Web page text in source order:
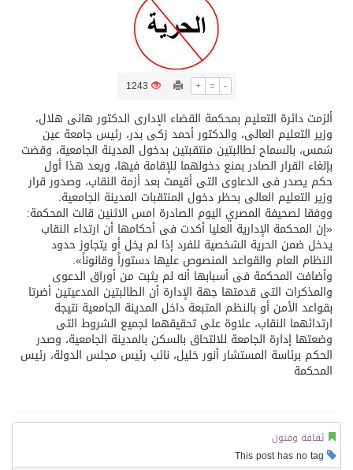
ثلة من الضابطات في الجييش الكويتي
كسوة الكعبة تعتلي البيت العتيق
“سبيس إكس” تطلق 24 قمرًا صناعيًا جديدًا إلى الفضاء
+ = -
1243
ألزمت دائرة التعليم بمحكمة القضاء الإدارى الدكتور هانى هلال،
وزير التعليم العالى، والدكتور أحمد زكى بدر، رئيس جامعة عين
شمس، بالسماح لطالبتين منتقبتين بدخول المدينة الجامعية، وقضت
بإلغاء القرار الصادر بمنع دخولهما للإقامة فيها، ويعد هذا أول
حكم يصدر فى الدعاوى التى أقيمت بعد أزمة النقاب، وصدور قرار
وزير التعليم العالى بحظر دخول المنتقبات المدينة الجامعية.
ووفقا لصحيفة المصري اليوم الصادرة امس الاثنين قالت المحكمة:
«إن المحكمة الإدارية العليا أكدت فى أحكامها أن ارتداء النقاب
يدخل ضمن الحرية الشخصية للفرد إذا لم يخل أو يتجاوز حدود
النظام العام والقواعد المنصوص عليها دستوراً وقانوناً».
وأضافت المحكمة فى أسبابها أنه لم يثبت من أوراق الدعوى
والمذكرات التى قدمتها جهة الإدارة أن الطالبتين المدعيتين أضرتا
بقواعد الأمن أو بالنظم المتبعة داخل المدينة الجامعية نتيجة
ارتدائهما النقاب، علاوة على تحقيقهما لجميع الشروط التى
وضعتها إدارة الجامعة للالتحاق بالسكن بالمدينة الجامعية، وصدر
الحكم برئاسة المستشار أنور خليل، نائب رئيس مجلس الدولة، رئيس
المحكمة
ثقافة وفنون